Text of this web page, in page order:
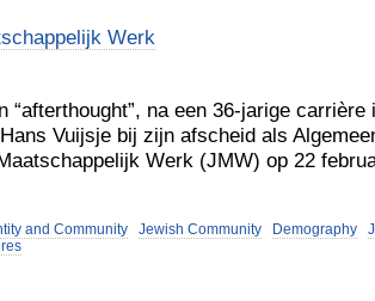
Werk
“afterthought”, na een 36-jarige
Vuijsje bij zijn afscheid als
Werk (JMW) op 22
and Community Jewish Community Demography